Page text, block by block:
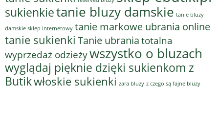
sukienkietanie bluzy damskie tanie bluzy
damskie sklep internetowy tanie markowe ubrania online
tanie sukienki Tanie ubrania totalna
wyprzedaż odzieżywszystko o bluzach
wyglądaj pięknie dzięki sukienkom z
Butikwłoskie sukienki zara bluzy z czego są fajne bluzy